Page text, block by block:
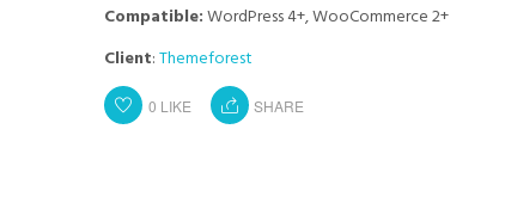
Compatible:WordPress 4+, WooCommerce 2+
Client:Themeforest
0 LIKE SHARE